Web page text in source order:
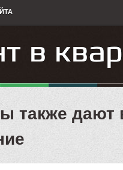
также дают